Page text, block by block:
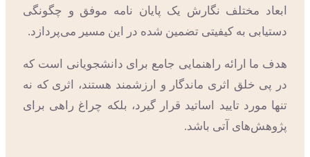
ابعاد مختلف نگارش یک پایان نامه موفق و چگونگی
دستیابی به کیفیتی تضمین شده در این مسیر می‌پردازد.
هدف ما ارائه راهنمایی جامع برای دانشجویانی است که
در پی خلق اثری ماندگار و ارزشمند هستند، اثری که نه
تنها مورد تایید اساتید قرار گیرد، بلکه چراغ راهی برای
پژوهش‌های آتی باشد.